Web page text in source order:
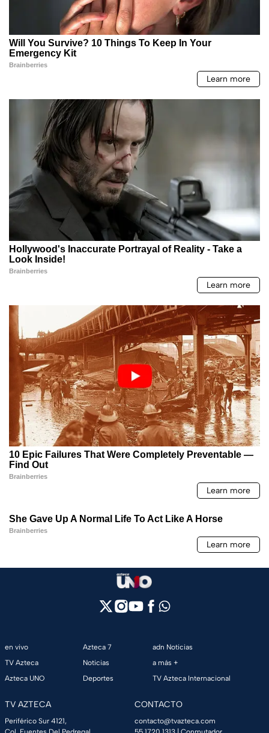
en vivo
TV Azteca
Azteca UNO
Azteca 7
Noticias
Deportes
adn Noticias
a más +
TV Azteca Internacional
TV AZTECA
Periférico Sur 4121,
CONTACTO
contacto@tvazteca.com